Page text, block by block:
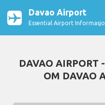
Davao Airport
Essential Airport
DAVAO AIRPORT
OM DAVAO